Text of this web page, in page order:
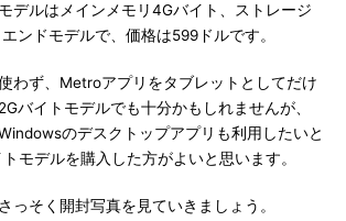
デルはメインメモリ4Gバイト、ストレージ
ンドモデルで、価格は599ドルです。
わず、Metroアプリをタブレットとしてだけ
バイトモデルでも十分かもしれませんが、
のデスクトップアプリも利用したいと
モデルを購入した方がよいと思います。
っそく開封写真を見ていきましょう。